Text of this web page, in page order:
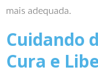
mais adequada.
Cuidando
Cura e